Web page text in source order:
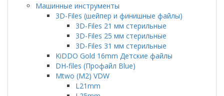
Машинные инструменты
3D-Files (шейпер и финишные файлы)
3D-Files 21 мм стерильные
3D-Files 25 мм стерильные
3D-Files 31 мм стерильные
KiDDO Gold 16mm Детские файлы
DH-files (Профайл Blue)
Mtwo (M2) VDW
L21mm